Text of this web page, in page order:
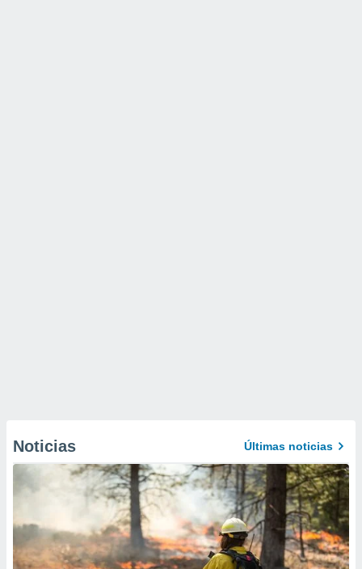
Noticias Últimas noticias